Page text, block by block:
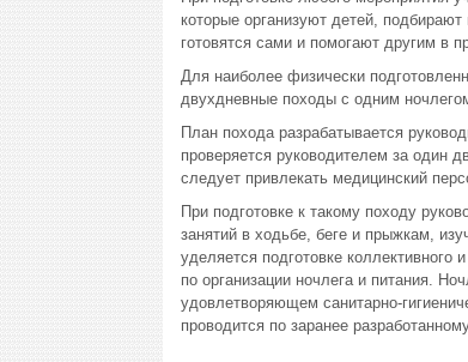
которые организуют детей,
готовятся сами и помогают другим в
Для наиболее физически
двухдневные походы с одним
План похода разрабатывается
проверяется руководителем за один
следует привлекать медицинский
При подготовке к такому походу
занятий в ходьбе, беге и прыжкам,
уделяется подготовке коллективного
по организации ночлега и питания.
удовлетворяющем санитарно-
проводится по заранее